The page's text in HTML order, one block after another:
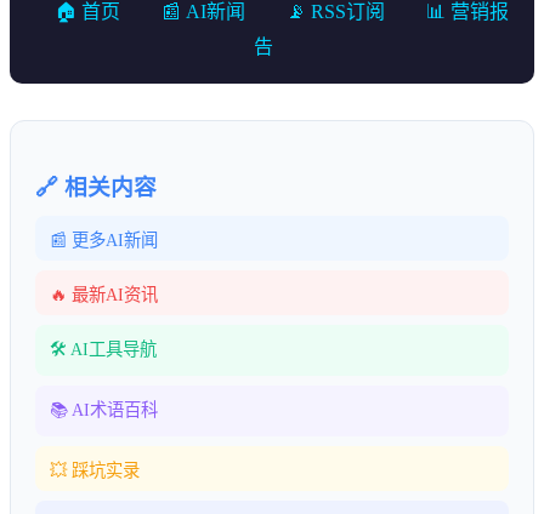
🏠 首页 📰 AI新闻 📡 RSS订阅
📊 营销报
告
🔗 相关内容
📰 更多AI新闻
🔥 最新AI资讯
🛠️ AI工具导航
📚 AI术语百科
💥 踩坑实录